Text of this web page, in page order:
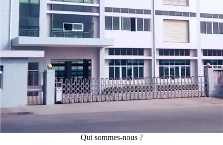
Qui sommes-nous ?